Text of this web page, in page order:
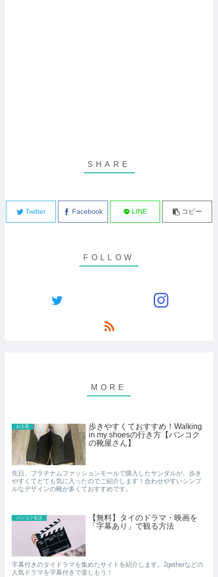
Twitter Facebook LINE コピー
お土産
歩きやすくておすすめ！Walking
in my shoesの行き方【バンコク
の靴屋さん】
先日、プラチナムファッションモールで購入したサンダルが、歩き
やすくてとても気に入ったのでご紹介します！合わせやすいシンプ
ルなデザインの靴が多くておすすめです。
バンコク生活
【無料】タイのドラマ・映画を
「字幕あり」で観る方法
字幕付きのタイドラマを集めたサイトを紹介します。2getherなどの
人気ドラマを字幕付きで楽しもう！